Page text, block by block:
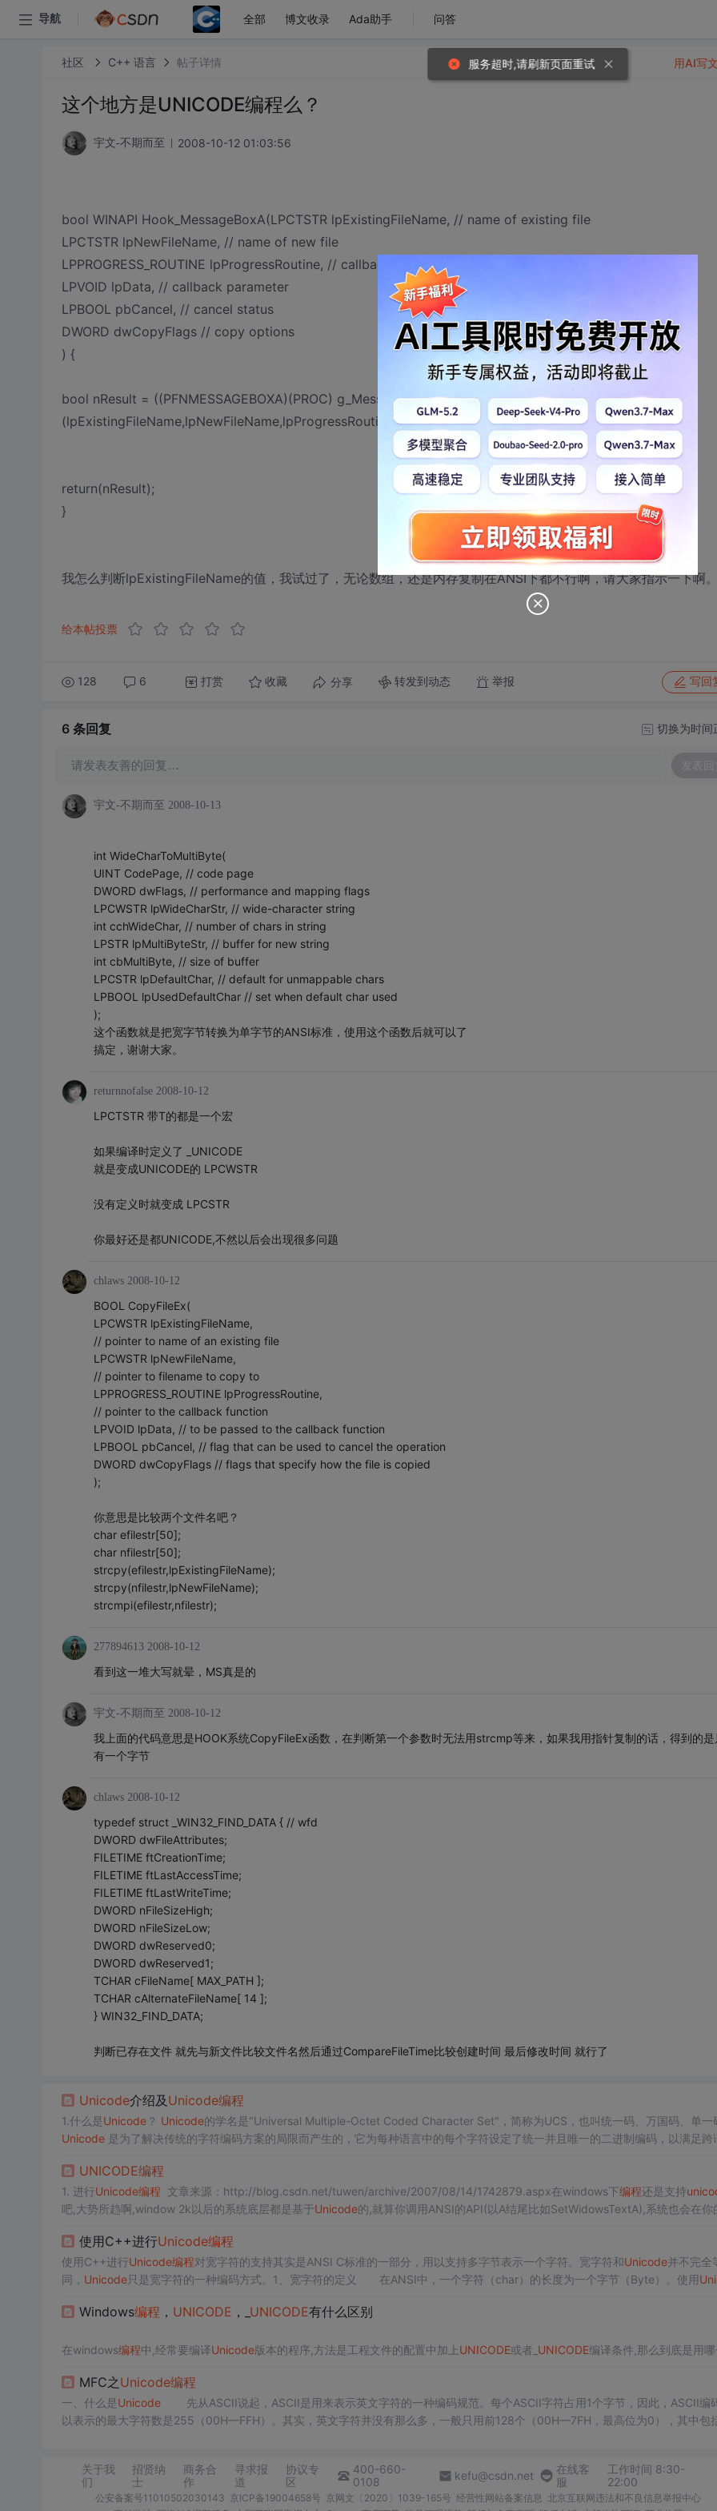
导航 全部 博文收录 Ada助手 问答
社区 C++ 语言 帖子详情
这个地方是UNICODE编程么？
宇文-不期而至 2008-10-12 01:03:56
bool WINAPI Hook_MessageBoxA(LPCTSTR lpExistingFileName, // name of existing file
LPCTSTR lpNewFileName, // name of new file
LPPROGRESS_ROUTINE lpProgressRoutine, // callback function
LPVOID lpData, // callback parameter
LPBOOL pbCancel, // cancel status
DWORD dwCopyFlags // copy options
) {
bool nResult = ((PFNMESSAGEBOXA)(PROC) g_MessageBoxA)
(lpExistingFileName,lpNewFileName,lpProgressRoutine,lpData,pbCancel,dwCopyFlags);
return(nResult);
}
我怎么判断lpExistingFileName的值，我试过了，无论数组，还是内存复制在ANSI下都不行啊，请大家指示一下啊
给本帖投票
128 6 打赏 收藏 分享 转发到动态 举报 写回
用AI写
6 条回复 切换为时间
请发表友善的回复… 发表回
宇文-不期而至 2008-10-13
int WideCharToMultiByte(
UINT CodePage, // code page
DWORD dwFlags, // performance and mapping flags
LPCWSTR lpWideCharStr, // wide-character string
int cchWideChar, // number of chars in string
LPSTR lpMultiByteStr, // buffer for new string
int cbMultiByte, // size of buffer
LPCSTR lpDefaultChar, // default for unmappable chars
LPBOOL lpUsedDefaultChar // set when default char used
);
这个函数就是把宽字节转换为单字节的ANSI标准，使用这个函数后就可以了
搞定，谢谢大家。
returnnofalse 2008-10-12
LPCTSTR 带T的都是一个宏
如果编译时定义了 _UNICODE
就是变成UNICODE的 LPCWSTR
没有定义时就变成 LPCSTR
你最好还是都UNICODE,不然以后会出现很多问题
chlaws 2008-10-12
BOOL CopyFileEx(
LPCWSTR lpExistingFileName,
// pointer to name of an existing file
LPCWSTR lpNewFileName,
// pointer to filename to copy to
LPPROGRESS_ROUTINE lpProgressRoutine,
// pointer to the callback function
LPVOID lpData, // to be passed to the callback function
LPBOOL pbCancel, // flag that can be used to cancel the operation
DWORD dwCopyFlags // flags that specify how the file is copied
);
你意思是比较两个文件名吧？
char efilestr[50];
char nfilestr[50];
strcpy(efilestr,lpExistingFileName);
strcpy(nfilestr,lpNewFileName);
strcmpi(efilestr,nfilestr);
277894613 2008-10-12
看到这一堆大写就晕，MS真是的
宇文-不期而至 2008-10-12
我上面的代码意思是HOOK系统CopyFileEx函数，在判断第一个参数时无法用strcmp等来，如果我用指针复制的话，得到的是
有一个字节
chlaws 2008-10-12
typedef struct _WIN32_FIND_DATA { // wfd
DWORD dwFileAttributes;
FILETIME ftCreationTime;
FILETIME ftLastAccessTime;
FILETIME ftLastWriteTime;
DWORD nFileSizeHigh;
DWORD nFileSizeLow;
DWORD dwReserved0;
DWORD dwReserved1;
TCHAR cFileName[ MAX_PATH ];
TCHAR cAlternateFileName[ 14 ];
} WIN32_FIND_DATA;
判断已存在文件 就先与新文件比较文件名然后通过CompareFileTime比较创建时间 最后修改时间 就行了
Unicode介绍及 Unicode编程
1.什么是Unicode？ Unicode的学名是"Universal Multiple-Octet Coded Character Set"，简称为UCS，也叫统一码、万国码、单一
Unicode是为了解决传统的字符编码方案的局限而产生的，它为每种语言中的每个字符设定了统一并且唯一的二进制编码，以满足跨
2.为什么使用Unicode
UNICODE编程
1. 进行Unicode编程 文章来源：http://blog.csdn.net/tuwen/archive/2007/08/14/1742879.aspx在windows下编程还是支持
吧,大势所趋啊,window 2k以后的系统底层都是基于Unicode的,就算你调用ANSI的API(以A结尾比如SetWidowsTextA),系统也会在你
使用C++进行Unicode编程
使用C++进行Unicode编程对宽字符的支持其实是ANSI C标准的一部分，用以支持多字节表示一个字符。宽字符和Unicode并不完全
同， Unicode只是宽字符的一种编码方式。1、宽字符的定义 在ANSI中，一个字符（char）的长度为一个字节（Byte）。使用
Windows编程 ， UNICODE ，_ UNICODE有什么区别
在windows编程中,经常要编译Unicode版本的程序,方法是工程文件的配置中加上UNICODE或者_ UNICODE编译条件,那么到底是用
Jeffrey Richter在《Windows核心
模块时,通常必须同时定义这两个宏.究竟是怎么样的呢?
我在MFC的头文件中搜了一下,在Afxv_W32.h文件中找到这样一段代码:
MFC之 Unicode编程
一、什么是Unicode先从ASCII说起，ASCII是用来表示英文字符的一种编码规范。每个ASCII字符占用1个字节，因此，ASCII编
以表示的最大字符数是255（00H—FFH）。其实，英文字符并没有那么多，一般只用前128个（00H—7FH，最高位为0），其中包
关于我
们
招贤纳
士
商务合
作
寻求报
道
协议专
区
400-660-
0108
kefu@csdn.net
在线客
服
工作时间 8:30-
22:00
公安备案号11010502030143 京ICP备19004658号 京网文〔2020〕1039-165号 经营性网站备案信息
北京互联网违法和不良信息举报中心
服务超时,请刷新页面重试